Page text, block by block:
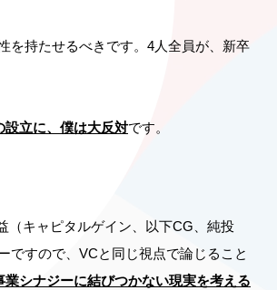
を持たせるべきです。4人全員が、新卒
設立に、僕は大反対です。
（キャピタルゲイン、以下CG、純投
ですので、VCと同じ視点で論じること
シナジーに結びつかない現実を考える